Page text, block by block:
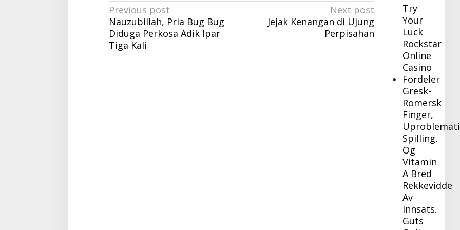
Post
navigation
Previous post
Nauzubillah, Pria Bug Bug
Diduga Perkosa Adik Ipar
Tiga Kali
Next post
Jejak Kenangan di Ujung
Perpisahan
Try
Your
Luck
Rockstar
Online
Casino
Fordeler
Gresk-
Romersk
Finger,
Spilling,
Og
Vitamin
A Bred
Rekkevidde
Av
Innsats.
Guts